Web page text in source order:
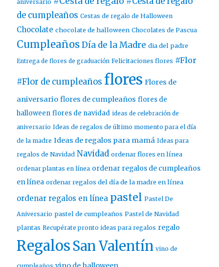
aniversario
de cumpleaños Cestas de regalo de Halloween
Chocolate chocolate de halloween Chocolates de Pascua
Cumpleaños Día de la Madre dia del padre
Entrega de flores de graduación Felicitaciones flores #Flor
#Flor de cumpleaños flores Flores de
aniversario flores de cumpleaños flores de
halloween flores de navidad ideas de celebración de
aniversario Ideas de regalos de último momento para el día
de la madre Ideas de regalos para mamá Ideas para
regalos de Navidad Navidad ordenar flores en línea
ordenar plantas en línea ordenar regalos de cumpleaños
en línea ordenar regalos del día de la madre en línea
ordenar regalos en línea pastel Pastel De
Aniversario pastel de cumpleaños Pastel de Navidad
plantas Recupérate pronto ideas para regalos regalo
Regalos San Valentín vino de